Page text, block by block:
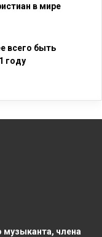
в мире
всего быть
году
члена